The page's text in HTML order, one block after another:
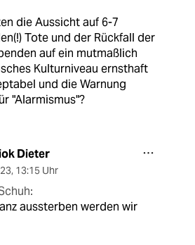
die Aussicht auf 6-7
Tote und der Rückfall der
auf ein mutmaßlich
Kulturniveau ernsthaft
und die Warnung
"Alarmismus"?
Dieter
, 13:15 Uhr
aussterben werden wir